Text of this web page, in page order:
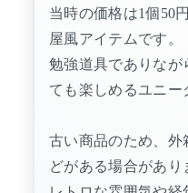
当時の価格は1個50
屋風アイテムです。
勉強道具でありなが
ても楽しめるユニー
古い商品のため、外
どがある場合があり